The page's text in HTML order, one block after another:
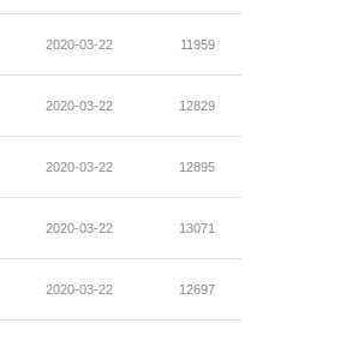
2020-03-22 11959
2020-03-22 12829
2020-03-22 12895
2020-03-22 13071
2020-03-22 12697